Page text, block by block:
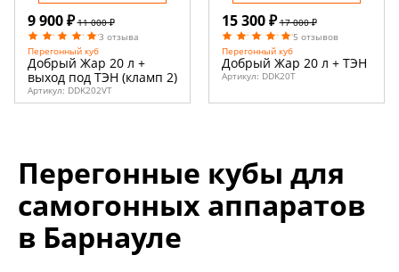
9 900 ₽ 11 000 ₽
3 отзыва
Перегонный куб
Добрый Жар 20 л +
выход под ТЭН (кламп 2)
Артикул: DDK202VT
15 300 ₽ 17 000 ₽
5 отзывов
Перегонный куб
Добрый Жар 20 л + ТЭН
Артикул: DDK20T
Перегонные кубы для
самогонных аппаратов
в Барнауле